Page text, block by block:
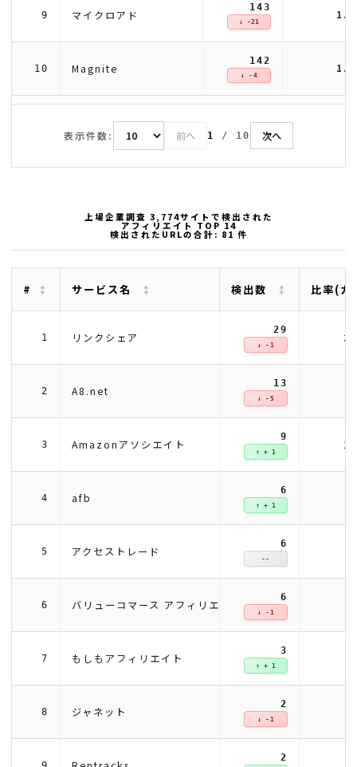
9 マイクロアド
143
↓ -21
10 Magnite
142
↓ -4
表示件数: 前へ 1 / 10 次へ
上場企業調査 3,774サイトで検出された
アフィリエイト TOP 14
検出されたURLの合計: 81 件
# サービス名 検出数 比率(
1 リンクシェア
29
↓ -1
2 A8.net
13
↓ -5
3 Amazonアソシエイト
9
↑ + 1
4 afb
6
↑ + 1
5 アクセストレード
6
--
6 バリューコマース アフィリエイト
6
↓ -1
7 もしもアフィリエイト
3
↑ + 1
8 ジャネット
2
↓ -1
2